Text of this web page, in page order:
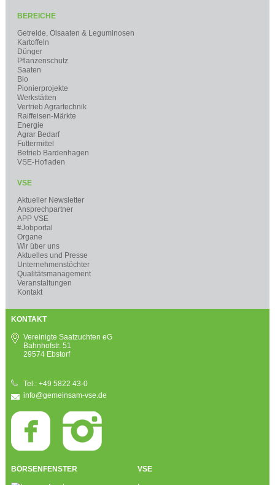
BEREICHE
Getreide, Ölsaaten & Leguminosen
Kartoffeln
Dünger
Pflanzenschutz
Saaten
Bio
Pionierprojekte
Werkstätten
Vertrieb Agrartechnik
Raiffeisen-Märkte
Energie
Agrar Bedarf
Futtermittel
Betrieb Bardenhagen
VSE-Hofladen
VSE
Aktueller Newsletter
Ansprechpartner
APP VSE
#Jobportal
Organe
Wir über uns
Aktuelles und Presse
Unternehmenstöchter
Qualitätsmanagement
Veranstaltungen
Kontakt
KONTAKT
Vereinigte Saatzuchten eG
Bahnhofstr. 51
29574 Ebstorf
Tel.: +49 5822 43-0
info@gemeinsam-vse.de
BÖRSENFENSTER VSE